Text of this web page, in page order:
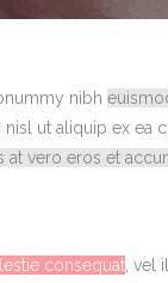
nibh
ut aliquip ex
vero eros et
consequat ,